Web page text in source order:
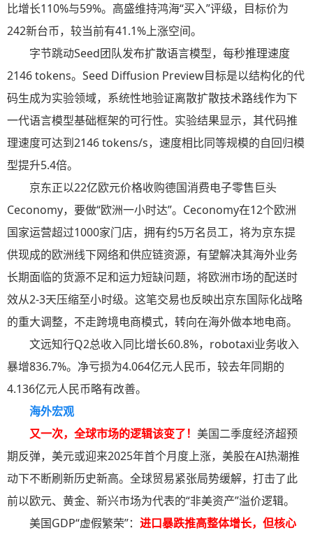
比增长110%与59%。高盛维持鸿海“买入”评级，目标价为
242新台币，较当前有41.1%上涨空间。
字节跳动Seed团队发布扩散语言模型，每秒推理速度
2146 tokens。Seed Diffusion Preview目标是以结构化的代
码生成为实验领域，系统性地验证离散扩散技术路线作为下
一代语言模型基础框架的可行性。实验结果显示，其代码推
理速度可达到2146 tokens/s，速度相比同等规模的自回归模
型提升5.4倍。
京东正以22亿欧元价格收购德国消费电子零售巨头
Ceconomy，要做“欧洲一小时达”。Ceconomy在12个欧洲
国家运营超过1000家门店，拥有约5万名员工，将为京东提
供现成的欧洲线下网络和供应链资源，有望解决其海外业务
长期面临的货源不足和运力短缺问题，将欧洲市场的配送时
效从2-3天压缩至小时级。这笔交易也反映出京东国际化战略
的重大调整，不走跨境电商模式，转向在海外做本地电商。
文远知行Q2总收入同比增长60.8%，robotaxi业务收入
暴增836.7%。净亏损为4.064亿元人民币，较去年同期的
4.136亿元人民币略有改善。
海外宏观
又一次，全球市场的逻辑该变了！ 美国二季度经济超预
期反弹，美元或迎来2025年首个月度上涨，美股在AI热潮推
动下不断刷新历史新高。全球贸易紧张局势缓解，打击了此
前以欧元、黄金、新兴市场为代表的“非美资产”溢价逻辑。
美国GDP“虚假繁荣”： 进口暴跌推高整体增长，但核心